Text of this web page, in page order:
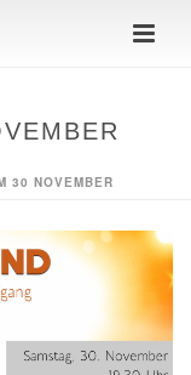
30 NOVEMBER